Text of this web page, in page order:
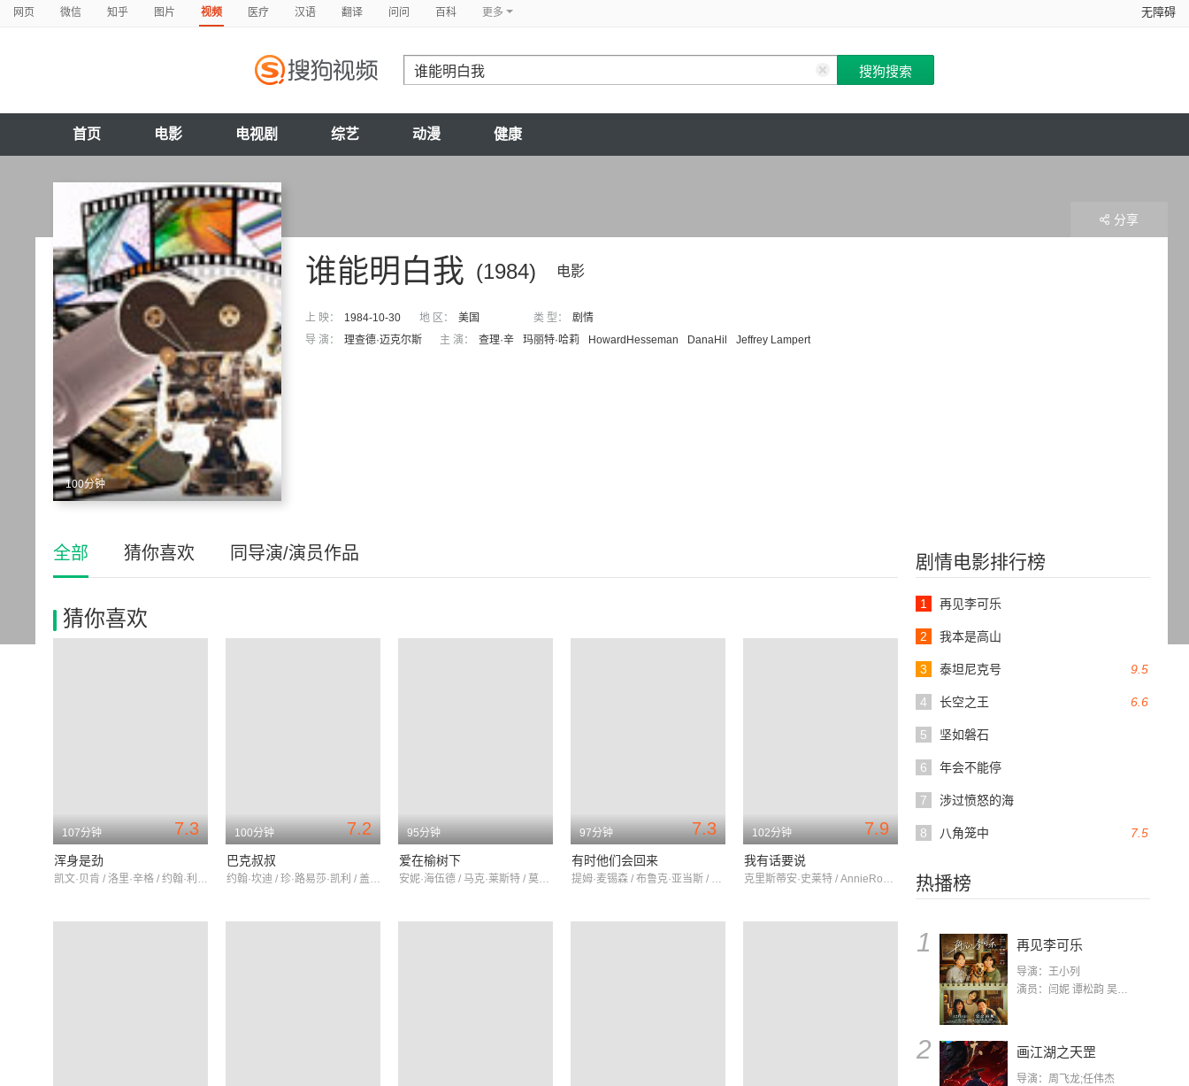
网页 微信 知乎 图片 视频 医疗 汉语 翻译 问问 百科 更多 无障碍
首页 电影 电视剧 综艺 动漫 健康
100分钟
(1984) 电影
谁能明白我
上 映： 1984-10-30 地 区： 美国 类 型：
剧情
导 演：
理查德·迈克尔斯 主 演： 查理·辛 玛丽特·哈莉 HowardHesseman DanaHil Jeffrey Lampert
分享
剧情电影排行榜
1 再见李可乐
2 我本是高山
9.5
3 泰坦尼克号
6.6
4 长空之王
5 坚如磐石
6 年会不能停
7 涉过愤怒的海
7.5
8 八角笼中
热播榜
1 再见李可乐
导演：王小列
演员：闫妮 谭松韵 吴京 蒋龙 赵小棠 冯雷 李虎城 平安 小七 小可乐
2 画江湖之天罡
导演：周飞龙;任伟杰
全部 猜你喜欢 同导演/演员作品
猜你喜欢
7.3
107分钟
浑身是劲
凯文·贝肯 / 洛里·辛格 / 约翰·利思戈
7.2
100分钟
巴克叔叔
约翰·坎迪 / 珍·路易莎·凯利 / 盖比·霍夫曼
95分钟
爱在榆树下
安妮·海伍德 / 马克·莱斯特 / 莫妮卡·格瑞托
7.3
97分钟
有时他们会回来
提姆·麦锡森 / 布鲁克·亚当斯 / 罗伯特·拉斯勒
7.9
102分钟
我有话要说
克里斯蒂安·史莱特 / AnnieRoss / AndyRomano